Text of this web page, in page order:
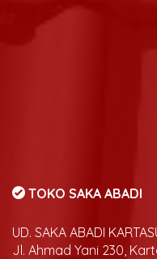
TOKO SAKA ABADI
UD. SAKA ABADI
Jl. Ahmad Yani 230,